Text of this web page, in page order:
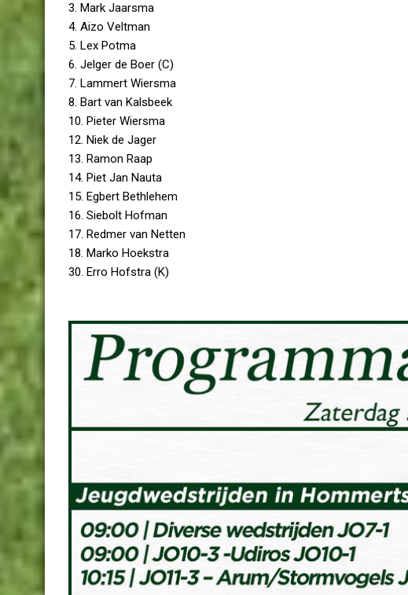
3. Mark Jaarsma
4. Aizo Veltman
5. Lex Potma
6. Jelger de Boer (C)
7. Lammert Wiersma
8. Bart van Kalsbeek
10. Pieter Wiersma
12. Niek de Jager
13. Ramon Raap
14. Piet Jan Nauta
15. Egbert Bethlehem
16. Siebolt Hofman
17. Redmer van Netten
18. Marko Hoekstra
30. Erro Hofstra (K)